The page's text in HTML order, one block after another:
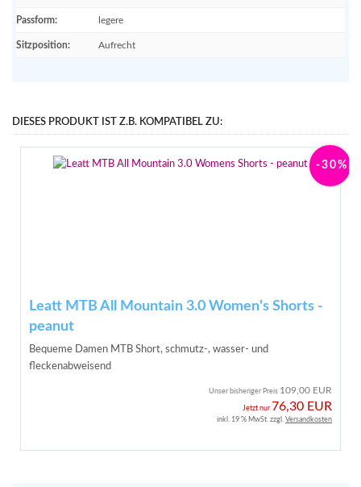
Passform: legere
Sitzposition: Aufrecht
DIESES PRODUKT IST Z.B. KOMPATIBEL ZU:
Leatt MTB All Mountain 3.0 Women's Shorts -
peanut
Bequeme Damen MTB Short, schmutz-, wasser- und
fleckenabweisend
Unser bisheriger Preis 109,00 EUR
Jetzt nur76,30 EUR
-30%
inkl. 19 % MwSt. zzgl. Versandkosten